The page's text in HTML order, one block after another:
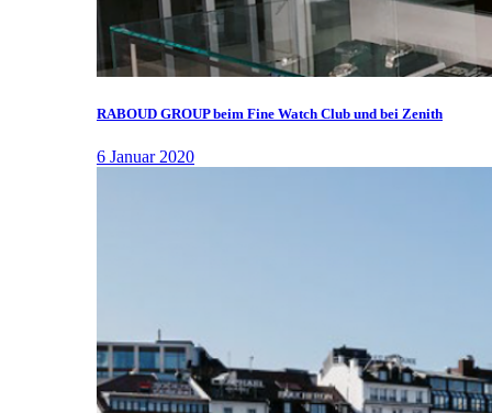
RABOUD GROUP beim Fine Watch Club und bei Zenith
6 Januar 2020